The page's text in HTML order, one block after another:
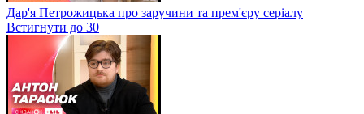
Дар'я Петрожицька про заручини та прем'єру серіалу
Встигнути до 30